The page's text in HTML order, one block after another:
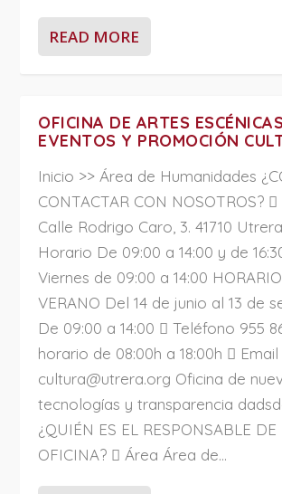
READ MORE
OFICINA DE ARTES
EVENTOS Y PROMOCIÓN
Inicio >> Área de Humanidades
CONTACTAR CON NOSOTROS?
Calle Rodrigo Caro, 3. 41710
Horario De 09:00 a 14:00 y de
Viernes de 09:00 a 14:00
VERANO Del 14 de junio al 13 de
De 09:00 a 14:00  Teléfono 955
horario de 08:00h a 18:00h  Email
cultura@utrera.org Oficina de
tecnologías y transparencia
¿QUIÉN ES EL RESPONSABLE DE
OFICINA?  Área Área de...